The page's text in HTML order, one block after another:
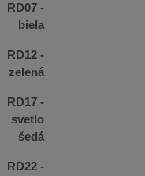
RD07 -
biela
RD12 -
zelená
RD17 -
svetlo
šedá
RD22 -